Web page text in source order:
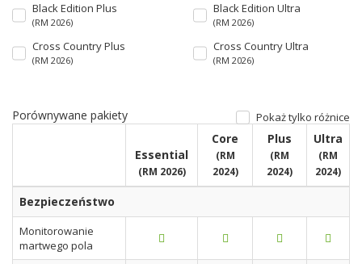
Black Edition Plus
(RM 2026)
Black Edition Ultra
(RM 2026)
Cross Country Plus
(RM 2026)
Cross Country Ultra
(RM 2026)
Porównywane pakiety Pokaż tylko różnice
Essential
(RM 2026)
Core
(RM
2024)
Plus
(RM
2024)
Ultra
(RM
2024)
Bezpieczeństwo
Monitorowanie
martwego pola